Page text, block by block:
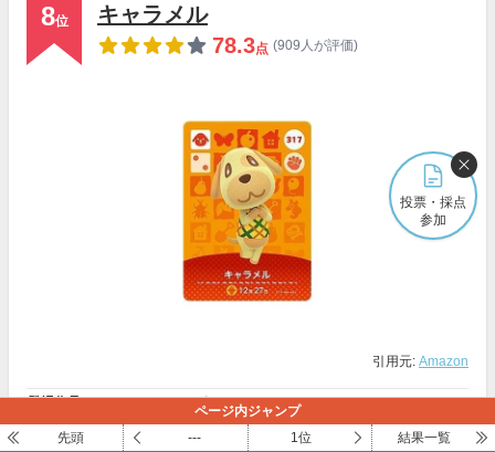
8位
キャラメル
78.3点 (909人が評価)
引用元: Amazon
登場作品
どうぶつの森
誕生日
12月27日
投票・採点
参加
ページ内ジャンプ
先頭
--- 1位 結果一覧